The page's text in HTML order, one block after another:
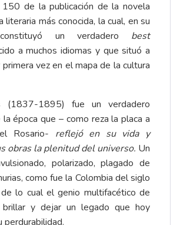
150 de la publicación de la novela
literaria más conocida, la cual, en su
un verdadero best
a muchos idiomas y que situó a
vez en el mapa de la cultura
(1837-1895) fue un verdadero
época que – como reza la placa a
Rosario- reflejó en su vida y
obras la plenitud del universo. Un
polarizado, plagado de
como fue la Colombia del siglo
lo cual el genio multifacético de
brillar y dejar un legado que hoy
perdurabilidad.